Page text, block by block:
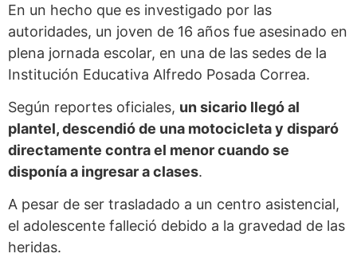
En un hecho que es investigado por las
autoridades, un joven de 16 años fue asesinado en
plena jornada escolar, en una de las sedes de la
Institución Educativa Alfredo Posada Correa.
Según reportes oficiales, un sicario llegó al
plantel, descendió de una motocicleta y disparó
directamente contra el menor cuando se
disponía a ingresar a clases.
A pesar de ser trasladado a un centro asistencial,
el adolescente falleció debido a la gravedad de las
heridas.